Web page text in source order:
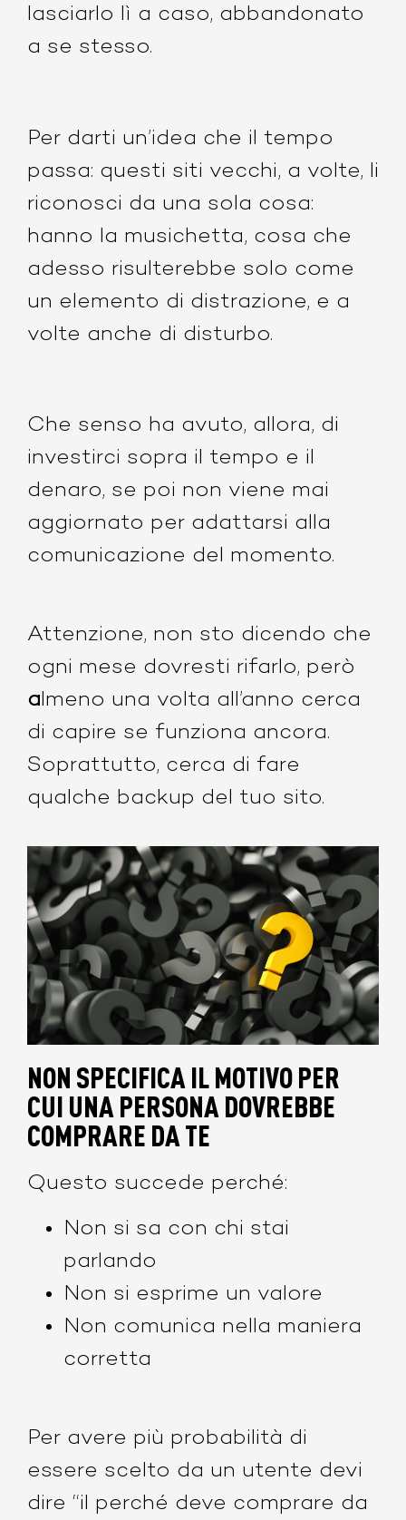
lasciarlo lì a caso, abbandonato
a se stesso.
Per darti un’idea che il tempo
passa: questi siti vecchi, a volte, li
riconosci da una sola cosa:
hanno la musichetta, cosa che
adesso risulterebbe solo come
un elemento di distrazione, e a
volte anche di disturbo.
Che senso ha avuto, allora, di
investirci sopra il tempo e il
denaro, se poi non viene mai
aggiornato per adattarsi alla
comunicazione del momento.
Attenzione, non sto dicendo che
ogni mese dovresti rifarlo, però
almeno una volta all’anno cerca
di capire se funziona ancora.
Soprattutto, cerca di fare
qualche backup del tuo sito.
NON SPECIFICA IL MOTIVO PER
CUI UNA PERSONA DOVREBBE
COMPRARE DA TE
Questo succede perché:
Non si sa con chi stai
parlando
Non si esprime un valore
Non comunica nella maniera
corretta
Per avere più probabilità di
essere scelto da un utente devi
dire “il perché deve comprare da